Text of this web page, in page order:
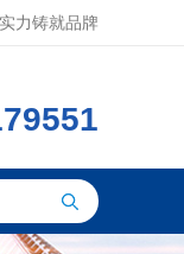
力铸就品牌